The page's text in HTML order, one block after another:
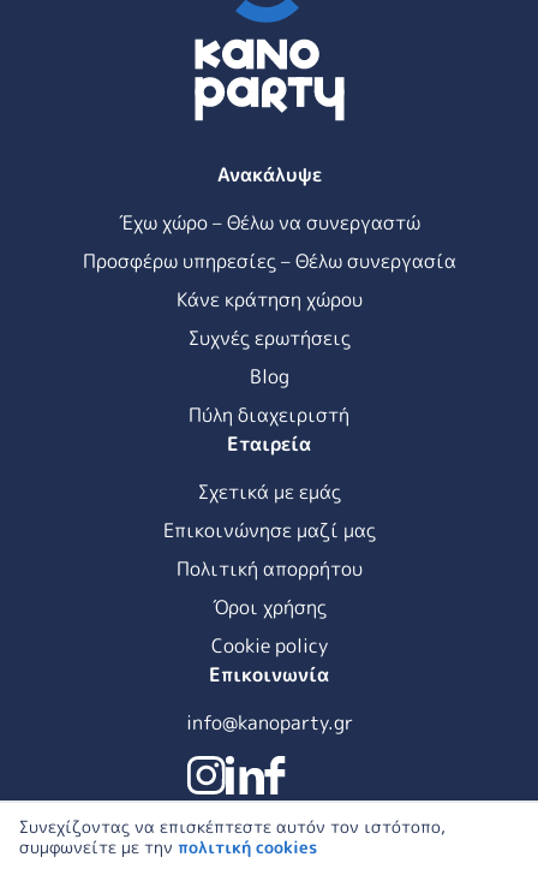
Ανακάλυψε
Έχω χώρο – Θέλω να συνεργαστώ
Προσφέρω υπηρεσίες – Θέλω συνεργασία
Κάνε κράτηση χώρου
Συχνές ερωτήσεις
Blog
Πύλη διαχειριστή
Εταιρεία
Σχετικά με εμάς
Επικοινώνησε μαζί μας
Πολιτική απορρήτου
Όροι χρήσης
Cookie policy
Επικοινωνία
info@kanoparty.gr
Συνεχίζοντας να επισκέπτεστε αυτόν τον ιστότοπο,
συμφωνείτε με την πολιτική cookies